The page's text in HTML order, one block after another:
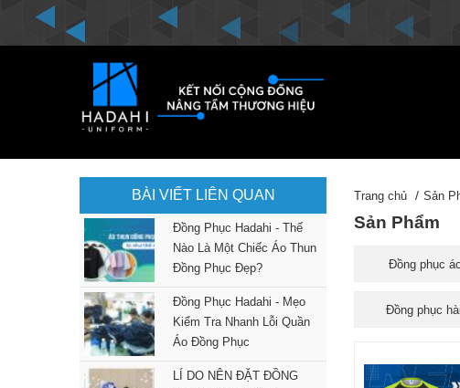
BÀI VIẾT LIÊN QUAN
Đồng Phục Hadahi - Thế
Nào Là Một Chiếc Áo Thun
Đồng Phục Đẹp?
Đồng Phục Hadahi - Mẹo
Kiểm Tra Nhanh Lỗi Quần
Áo Đồng Phục
LÍ DO NÊN ĐẶT ĐỒNG
Trang chủ Sản
Sản Phẩm
Đồng phục
Đồng phục